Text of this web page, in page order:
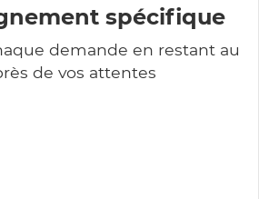
spécifique
demande en restant au
de vos attentes